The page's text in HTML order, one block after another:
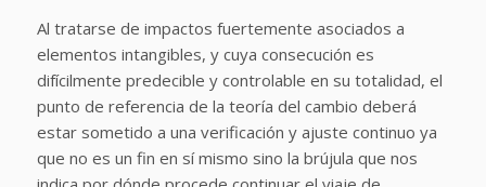
Al tratarse de impactos fuertemente asociados a
elementos intangibles, y cuya consecución es
difícilmente predecible y controlable en su totalidad, el
punto de referencia de la teoría del cambio deberá
estar sometido a una verificación y ajuste continuo ya
que no es un fin en sí mismo sino la brújula que nos